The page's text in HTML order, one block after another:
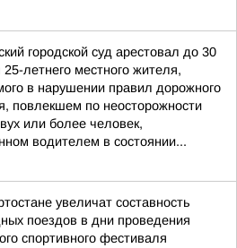
городской суд арестовал до 30
25-летнего местного жителя,
в нарушении правил дорожного
повлекшем по неосторожности
или более человек,
водителем в состоянии...
увеличат составность
поездов в дни проведения
спортивного фестиваля